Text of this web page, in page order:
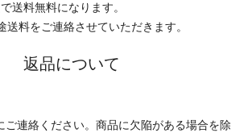
送料無料になります。
料をご連絡させていただきます。
返品について
ご連絡ください。商品に欠陥がある場合を除